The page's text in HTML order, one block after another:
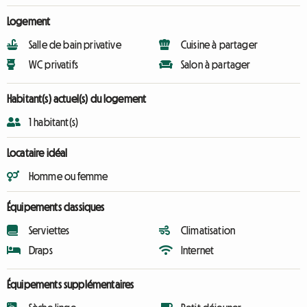
Logement
Salle de bain privative
WC privatifs
Cuisine à partager
Salon à partager
Habitant(s) actuel(s) du logement
1 habitant(s)
Locataire idéal
Homme ou femme
Équipements classiques
Serviettes
Draps
Climatisation
Internet
Équipements supplémentaires